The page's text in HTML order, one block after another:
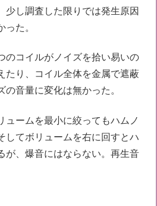
少し調査した限りでは発生原因
った。
のコイルがノイズを拾い易いの
たり、コイル全体を金属で遮蔽
の音量に変化は無かった。
ュームを最小に絞ってもハムノ
してボリュームを右に回すとハ
が、爆音にはならない。再生音